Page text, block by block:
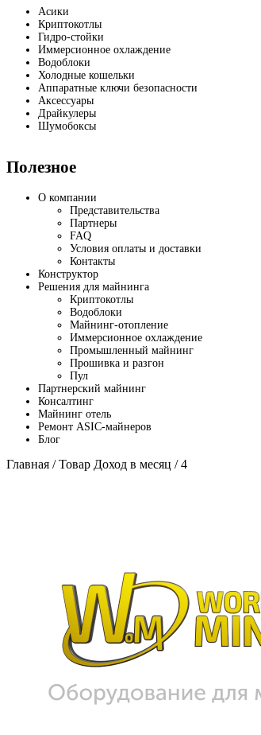
Асики
Криптокотлы
Гидро-стойки
Иммерсионное охлаждение
Водоблоки
Холодные кошельки
Аппаратные ключи безопасности
Аксессуары
Драйкулеры
Шумобоксы
Полезное
О компании
Представительства
Партнеры
FAQ
Условия оплаты и доставки
Контакты
Конструктор
Решения для майнинга
Криптокотлы
Водоблоки
Майнинг-отопление
Иммерсионное охлаждение
Промышленный майнинг
Прошивка и разгон
Пул
Партнерский майнинг
Консалтинг
Майнинг отель
Ремонт ASIC-майнеров
Блог
Главная / Товар Доход в месяц / 4